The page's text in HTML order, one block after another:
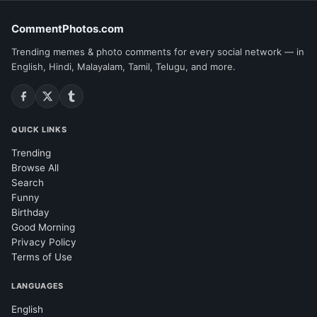
CommentPhotos.com
Trending memes & photo comments for every social network — in
English, Hindi, Malayalam, Tamil, Telugu, and more.
QUICK LINKS
Trending
Browse All
Search
Funny
Birthday
Good Morning
Privacy Policy
Terms of Use
LANGUAGES
English